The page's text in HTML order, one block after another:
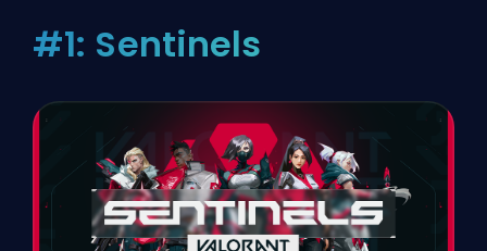
#1: Sentinels